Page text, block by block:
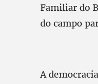
Familiar do
do campo
A